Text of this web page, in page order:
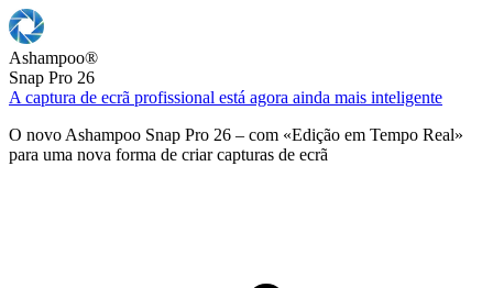
Ashampoo®
Snap Pro 26
A captura de ecrã profissional está agora ainda mais inteligente
O novo Ashampoo Snap Pro 26 – com «Edição em Tempo Real»
para uma nova forma de criar capturas de ecrã